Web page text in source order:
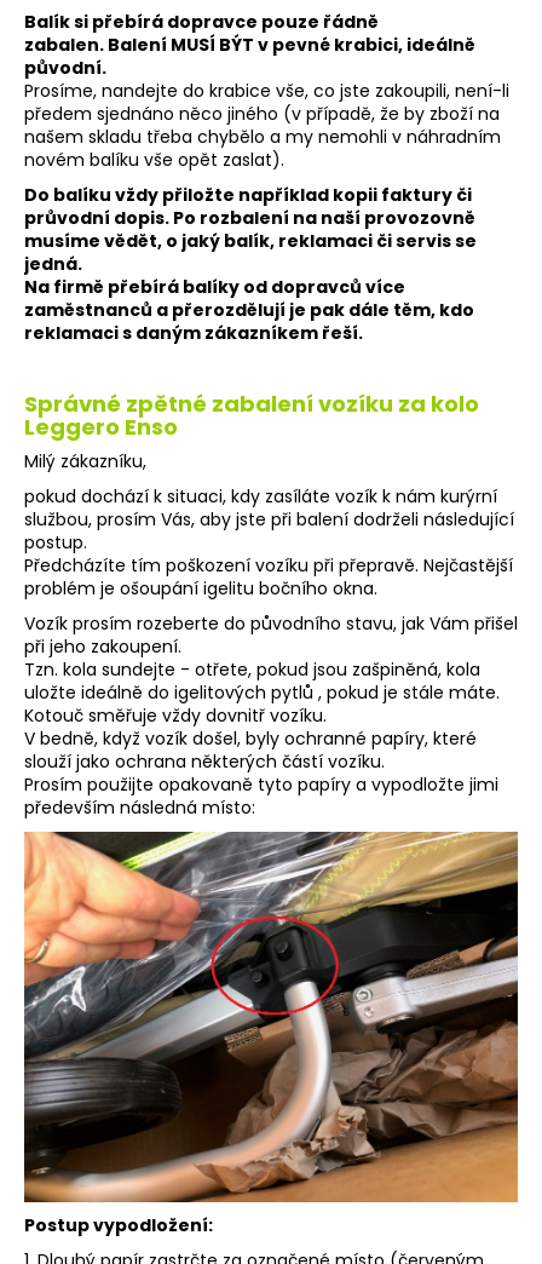
Balík si přebírá dopravce pouze řádně
zabalen. Balení MUSÍ BÝT v pevné krabici, ideálně
původní.
Prosíme, nandejte do krabice vše, co jste zakoupili, není-li
předem sjednáno něco jiného (v případě, že by zboží na
našem skladu třeba chybělo a my nemohli v náhradním
novém balíku vše opět zaslat).
Do balíku vždy přiložte například kopii faktury či
průvodní dopis. Po rozbalení na naší provozovně
musíme vědět, o jaký balík, reklamaci či servis se
jedná.
Na firmě přebírá balíky od dopravců více
zaměstnanců a přerozdělují je pak dále těm, kdo
reklamaci s daným zákazníkem řeší.
Správné zpětné zabalení vozíku za kolo
Leggero Enso
Milý zákazníku,
pokud dochází k situaci, kdy zasíláte vozík k nám kurýrní
službou, prosím Vás, aby jste při balení dodrželi následující
postup.
Předcházíte tím poškození vozíku při přepravě. Nejčastější
problém je ošoupání igelitu bočního okna.
Vozík prosím rozeberte do původního stavu, jak Vám přišel
při jeho zakoupení.
Tzn. kola sundejte - otřete, pokud jsou zašpiněná, kola
uložte ideálně do igelitových pytlů , pokud je stále máte.
Kotouč směřuje vždy dovnitř vozíku.
V bedně, když vozík došel, byly ochranné papíry, které
slouží jako ochrana některých částí vozíku.
Prosím použijte opakovaně tyto papíry a vypodložte jimi
především následná místo:
Postup vypodložení: